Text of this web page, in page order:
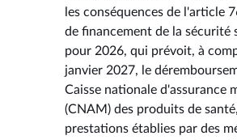
les conséquences de l'article
de financement de la sécurité
pour 2026, qui prévoit, à
janvier 2027, le
Caisse nationale d'assurance
(CNAM) des produits de
prestations établies par des